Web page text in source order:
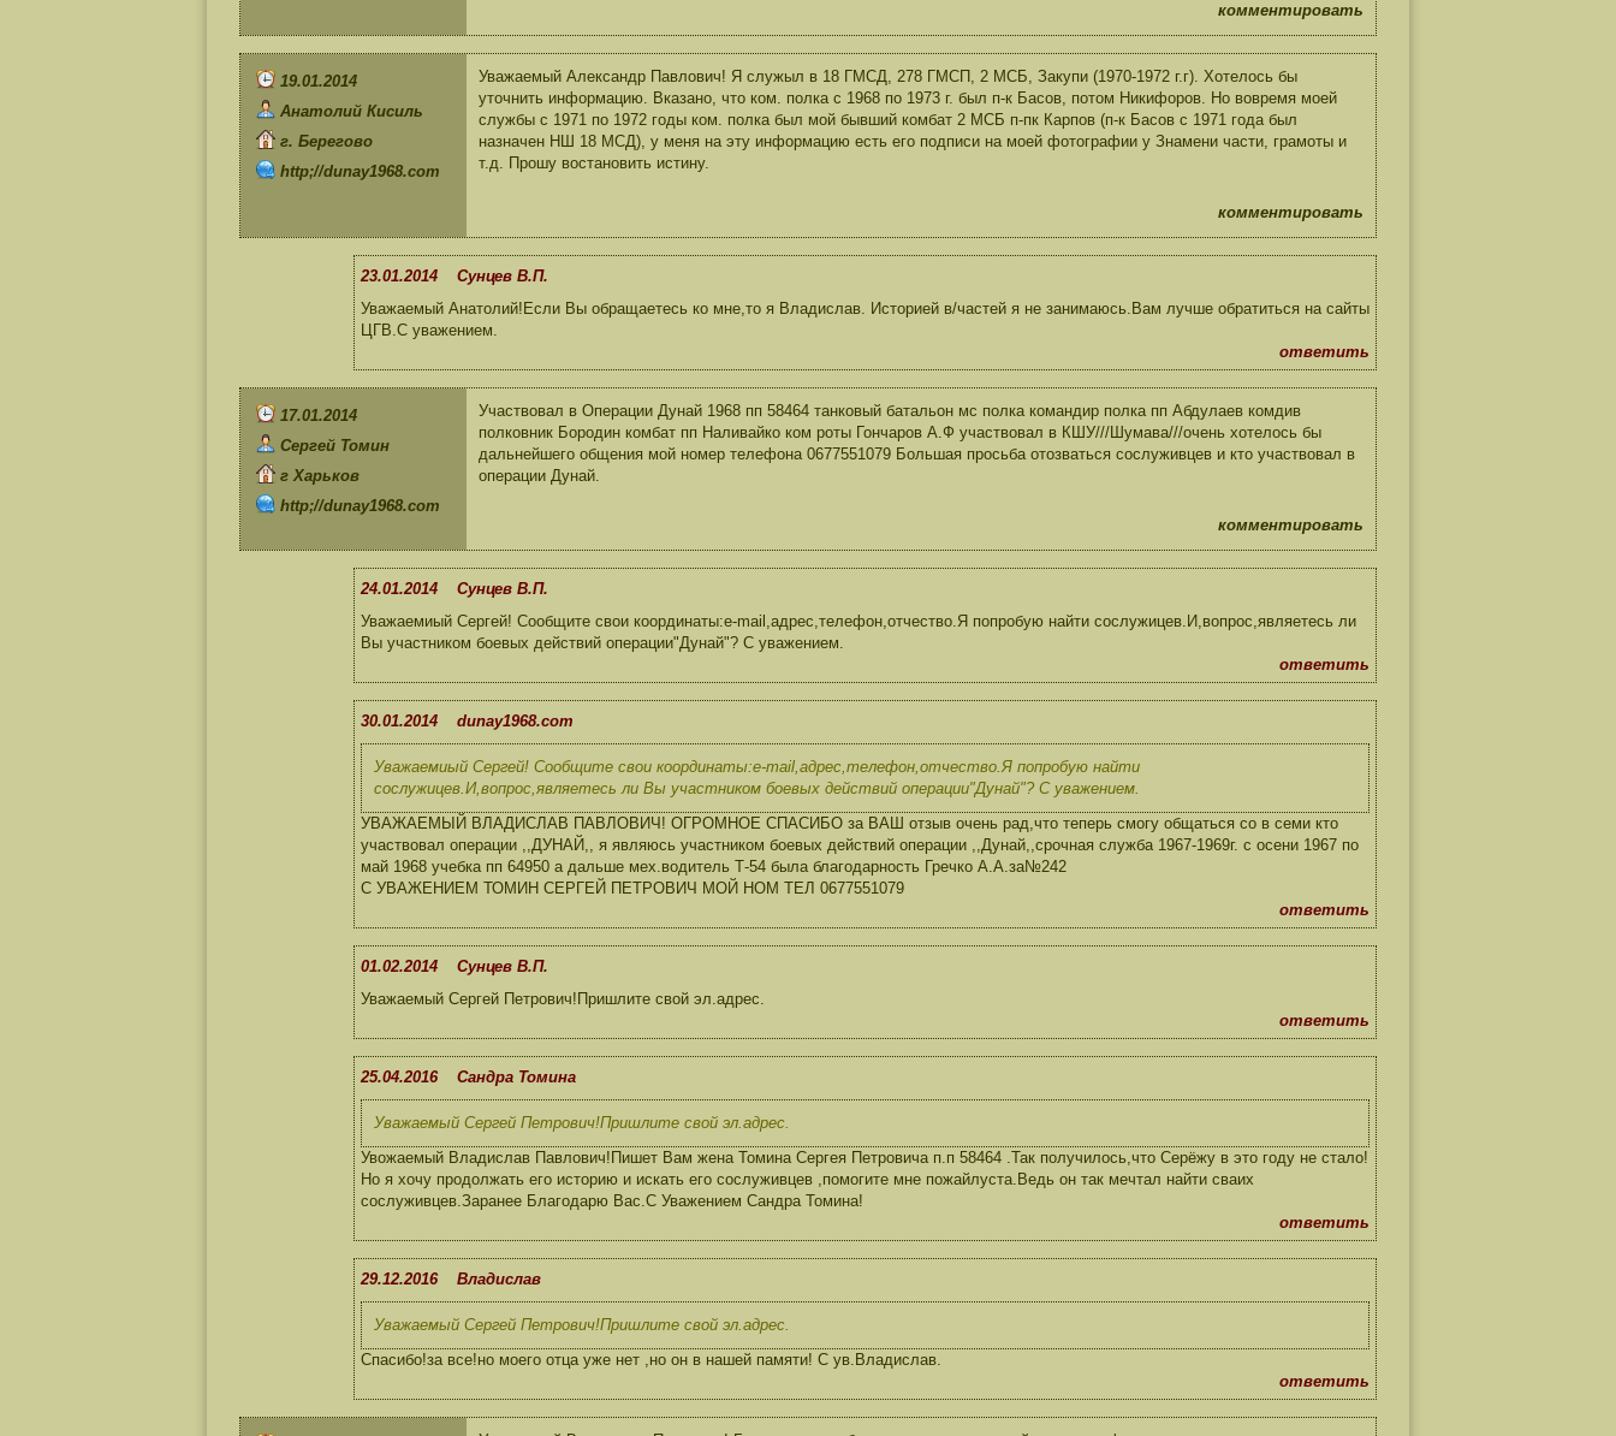
комментировать
19.01.2014
Анатолий Кисиль
г. Берегово
http;//dunay1968.com
Уважаемый Александр Павлович! Я служыл в 18 ГМСД, 278 ГМСП, 2 МСБ, Закупи (1970-1972 г.г). Хотелось бы
уточнить информацию. Вказано, что ком. полка с 1968 по 1973 г. был п-к Басов, потом Никифоров. Но вовремя моей
службы с 1971 по 1972 годы ком. полка был мой бывший комбат 2 МСБ п-пк Карпов (п-к Басов с 1971 года был
назначен НШ 18 МСД), у меня на эту информацию есть его подписи на моей фотографии у Знамени части, грамоты и
т.д. Прошу востановить истину.
комментировать
23.01.2014 Сунцев В.П.
Уважаемый Анатолий!Если Вы обращаетесь ко мне,то я Владислав. Историей в/частей я не занимаюсь.Вам лучше обратиться на сайты
ЦГВ.С уважением.
ответить
17.01.2014
Сергей Томин
г Харьков
http;//dunay1968.com
Участвовал в Операции Дунай 1968 пп 58464 танковый батальон мс полка командир полка пп Абдулаев комдив
полковник Бородин комбат пп Наливайко ком роты Гончаров А.Ф участвовал в КШУ///Шумава///очень хотелось бы
дальнейшего общения мой номер телефона 0677551079 Большая просьба отозваться сослуживцев и кто участвовал в
операции Дунай.
комментировать
24.01.2014 Сунцев В.П.
Уважаемиый Сергей! Сообщите свои координаты:e-mail,адрес,телефон,отчество.Я попробую найти сослужицев.И,вопрос,являетесь ли
Вы участником боевых действий операции"Дунай"? С уважением.
ответить
30.01.2014 dunay1968.com
Уважаемиый Сергей! Сообщите свои координаты:e-mail,адрес,телефон,отчество.Я попробую найти
сослужицев.И,вопрос,являетесь ли Вы участником боевых действий операции"Дунай"? С уважением.
УВАЖАЕМЫЙ ВЛАДИСЛАВ ПАВЛОВИЧ! ОГРОМНОЕ СПАСИБО за ВАШ отзыв очень рад,что теперь смогу общаться со в семи кто
участвовал операции ,,ДУНАЙ,, я являюсь участником боевых действий операции ,,Дунай,,срочная служба 1967-1969г. с осени 1967 по
май 1968 учебка пп 64950 а дальше мех.водитель Т-54 была благодарность Гречко А.А.за№242
С УВАЖЕНИЕМ ТОМИН СЕРГЕЙ ПЕТРОВИЧ МОЙ НОМ ТЕЛ 0677551079
ответить
01.02.2014 Сунцев В.П.
Уважаемый Сергей Петрович!Пришлите свой эл.адрес.
ответить
25.04.2016 Сандра Томина
Уважаемый Сергей Петрович!Пришлите свой эл.адрес.
Увожаемый Владислав Павлович!Пишет Вам жена Томина Сергея Петровича п.п 58464 .Так получилось,что Серёжу в это году не стало!
Но я хочу продолжать его историю и искать его сослуживцев ,помогите мне пожайлуста.Ведь он так мечтал найти сваих
сослуживцев.Заранее Благодарю Вас.С Уважением Сандра Томина!
ответить
29.12.2016 Владислав
Уважаемый Сергей Петрович!Пришлите свой эл.адрес.
Спасибо!за все!но моего отца уже нет ,но он в нашей памяти! С ув.Владислав.
ответить